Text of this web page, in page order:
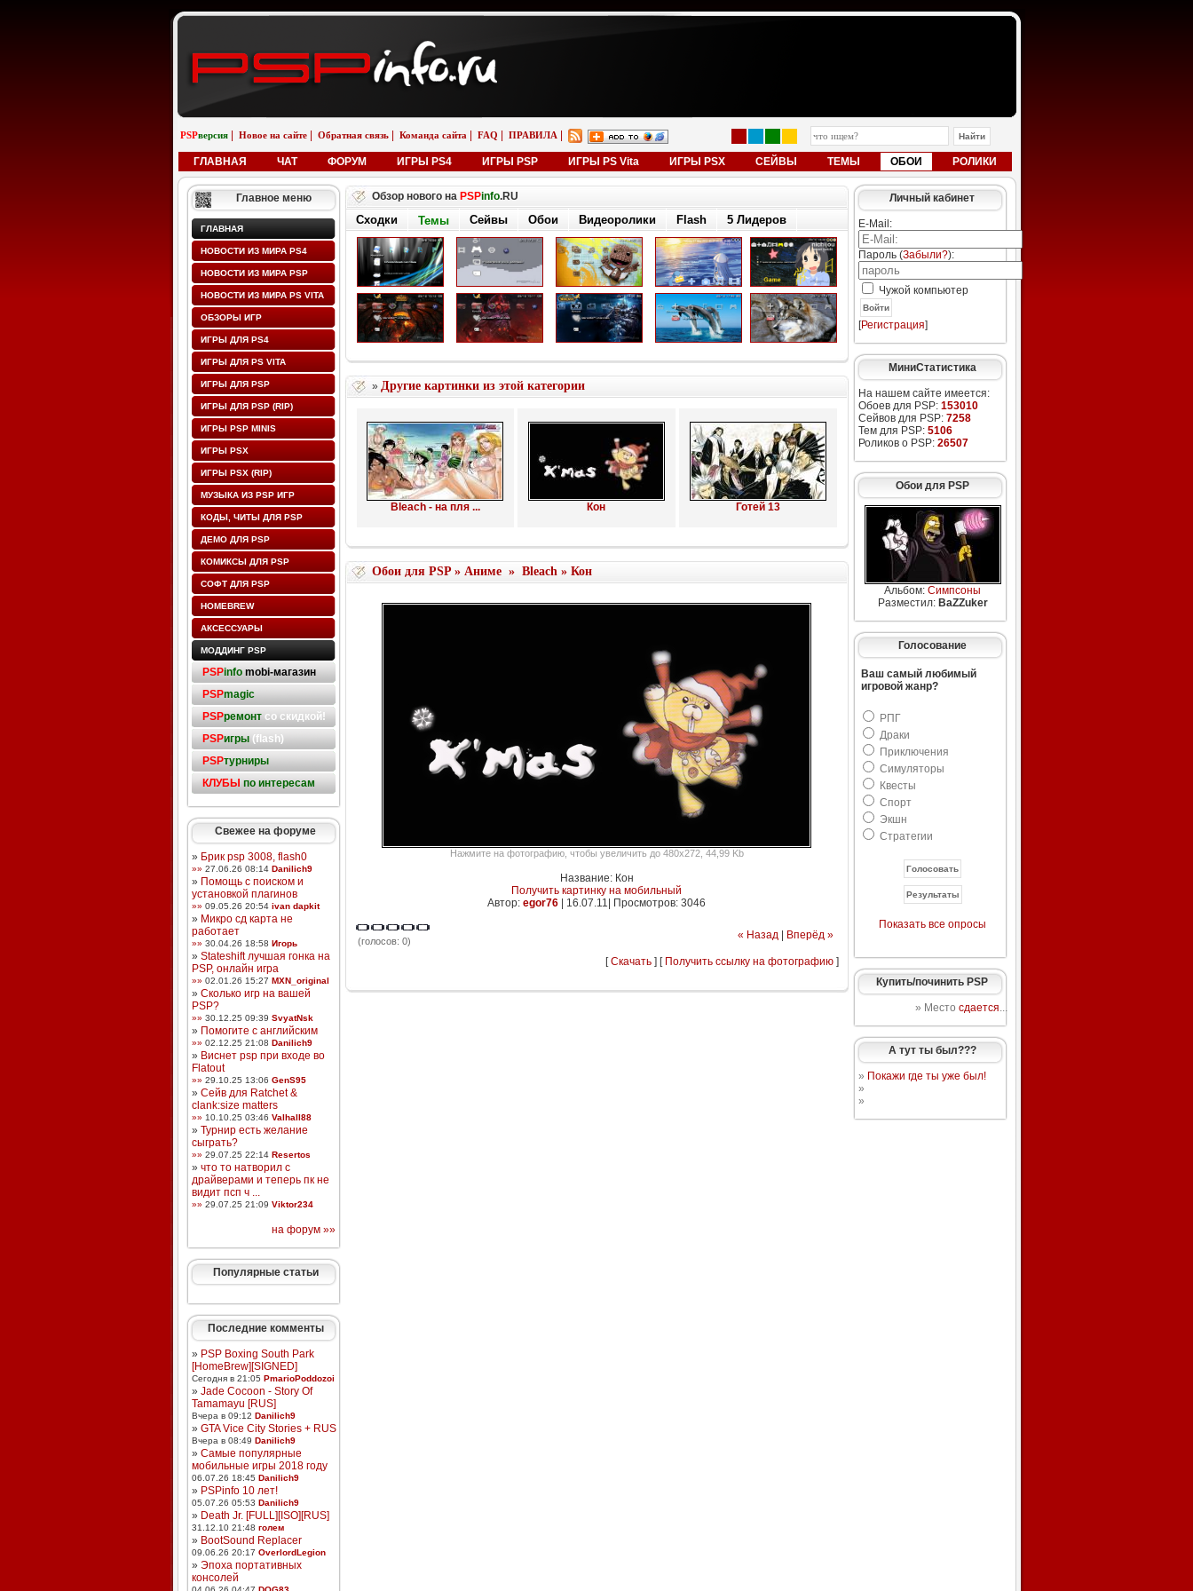
PSPверсия Новое на сайте Обратная связь Команда сайта FAQ ПРАВИЛА
ГЛАВНАЯ ЧАТ ФОРУМ ИГРЫ PS4 ИГРЫ PSP ИГРЫ PS Vita ИГРЫ PSX СЕЙВЫ ТЕМЫ ОБОИ РОЛИКИ
Главное меню
ГЛАВНАЯ
НОВОСТИ ИЗ МИРА PS4
НОВОСТИ ИЗ МИРА PSP
НОВОСТИ ИЗ МИРА PS VITA
ОБЗОРЫ ИГР
ИГРЫ ДЛЯ PS4
ИГРЫ ДЛЯ PS VITA
ИГРЫ ДЛЯ PSP
ИГРЫ ДЛЯ PSP (RIP)
ИГРЫ PSP MINIS
ИГРЫ PSX
ИГРЫ PSX (RIP)
МУЗЫКА ИЗ PSP ИГР
КОДЫ, ЧИТЫ ДЛЯ PSP
ДЕМО ДЛЯ PSP
КОМИКСЫ ДЛЯ PSP
СОФТ ДЛЯ PSP
HOMEBREW
АКСЕССУАРЫ
МОДДИНГ PSP
PSPinfo mobi-магазин
PSPmagic
PSPремонтсо скидкой!
PSPигры(flash)
PSPтурниры
КЛУБЫ по интересам
Свежее на форуме
» Брик psp 3008, flash0
»» 27.06.26 08:14 Danilich9
» Помощь с поиском и
установкой плагинов
»» 09.05.26 20:54 ivan dapkit
» Микро сд карта не
работает
»» 30.04.26 18:58 Игорь
» Stateshift лучшая гонка на
PSP, онлайн игра
»» 02.01.26 15:27 MXN_original
» Сколько игр на вашей
PSP?
»» 30.12.25 09:39 SvyatNsk
» Помогите с английским
»» 02.12.25 21:08 Danilich9
» Виснет psp при входе во
Flatout
»» 29.10.25 13:06 GenS95
» Сейв для Ratchet &
clank:size matters
»» 10.10.25 03:46 Valhall88
» Турнир есть желание
сыграть?
»» 29.07.25 22:14 Resertos
» что то натворил с
драйверами и теперь пк не
видит псп ч ...
»» 29.07.25 21:09 Viktor234
на форум »»
Популярные статьи
Последние комменты
» PSP Boxing South Park
[HomeBrew][SIGNED]
Сегодня в 21:05 PmarioPoddozoi
» Jade Cocoon - Story Of
Tamamayu [RUS]
Вчера в 09:12 Danilich9
» GTA Vice City Stories + RUS
Вчера в 08:49 Danilich9
» Самые популярные
мобильные игры 2018 году
06.07.26 18:45 Danilich9
» PSPinfo 10 лет!
05.07.26 05:53 Danilich9
» Death Jr. [FULL][ISO][RUS]
31.12.10 21:48 голем
» BootSound Replacer
09.06.26 20:17 OverlordLegion
» Эпоха портативных
консолей
Обзор нового на PSPinfo.RU
Сходки Темы Сейвы Обои Видеоролики Flash 5 Лидеров
» Другие картинки из этой категории
Bleach - на пля ... Кон Готей 13
Обои для PSP» Аниме» Bleach» Кон
Нажмите на фотографию, чтобы увеличить до 480x272, 44,99 Kb
Название: Кон
Получить картинку на мобильный
Автор: egor76 16.07.11| Просмотров: 3046
(голосов: 0) « Назад| Вперёд »
[Скачать] [ Получить ссылку на фотографию]
Личный кабинет
E-Mail:
Пароль (Забыли?):
Чужой компьютер
Войти
[Регистрация]
МиниСтатистика
На нашем сайте имеется:
Обоев для PSP: 153010
Сейвов для PSP: 7258
Тем для PSP: 5106
Роликов о PSP: 26507
Обои для PSP
Альбом: Симпсоны
Разместил: BaZZuker
Голосование
Ваш самый любимый
игровой жанр?
РПГ
Драки
Приключения
Симуляторы
Квесты
Спорт
Экшн
Стратегии
Показать все опросы
Купить/починить PSP
» Место сдается...
А тут ты был???
» Покажи где ты уже был!
»
»